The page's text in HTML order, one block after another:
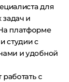
для
и
платформе
студии с
и удобной
с